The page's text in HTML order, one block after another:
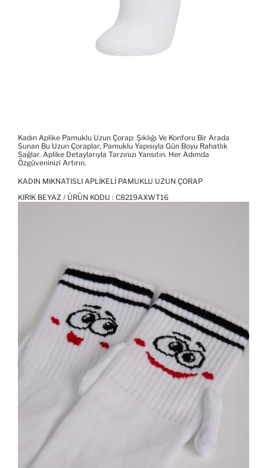
Kadın Aplike Pamuklu Uzun Çorap: Şıklığı Ve Konforu Bir Arada
Sunan Bu Uzun Çoraplar, Pamuklu Yapısıyla Gün Boyu Rahatlık
Sağlar. Aplike Detaylarıyla Tarzınızı Yansıtın. Her Adımda
Özgüveninizi Artırın.
KADIN MIKNATISLI APLIKELI PAMUKLU UZUN ÇORAP
KIRIK BEYAZ / ÜRÜN KODU : C8219AXWT16